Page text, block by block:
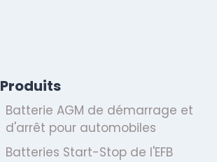
Produits
Batterie AGM de démarrage et
d'arrêt pour automobiles
Batteries Start-Stop de l'EFB